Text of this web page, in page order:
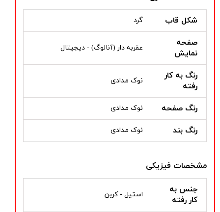
شکل قاب گرد
صفحه
نمایش
عقربه دار (آنالوگ) - دیجیتال
رنگ به کار
رفته
نوک مدادی
رنگ صفحه نوک مدادی
رنگ بند نوک مدادی
مشخصات فیزیکی
جنس به
کار رفته
استیل - کربن